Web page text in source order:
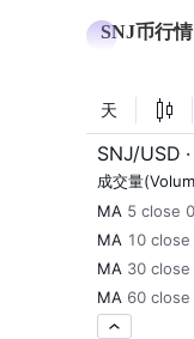
SNJ币行情